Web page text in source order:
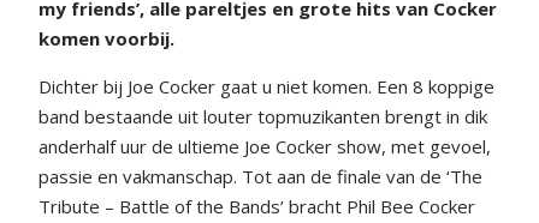
my friends’, alle pareltjes en grote hits van Cocker
komen voorbij.
Dichter bij Joe Cocker gaat u niet komen. Een 8 koppige
band bestaande uit louter topmuzikanten brengt in dik
anderhalf uur de ultieme Joe Cocker show, met gevoel,
passie en vakmanschap. Tot aan de finale van de ‘The
Tribute – Battle of the Bands’ bracht Phil Bee Cocker